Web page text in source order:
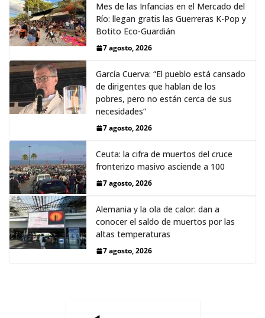
Mes de las Infancias en el Mercado del
Río: llegan gratis las Guerreras K-Pop y
Botito Eco-Guardián
7 agosto, 2026
García Cuerva: “El pueblo está cansado
de dirigentes que hablan de los
pobres, pero no están cerca de sus
necesidades”
7 agosto, 2026
Ceuta: la cifra de muertos del cruce
fronterizo masivo asciende a 100
7 agosto, 2026
Alemania y la ola de calor: dan a
conocer el saldo de muertos por las
altas temperaturas
7 agosto, 2026